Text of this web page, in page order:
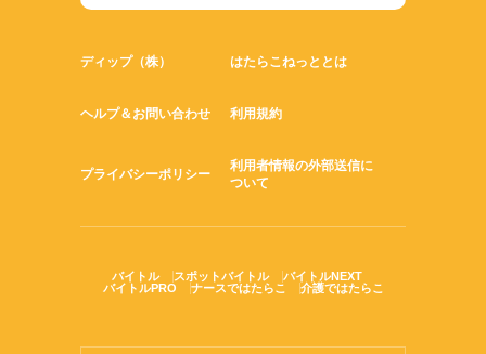
ディップ（株） はたらこねっととは
ヘルプ＆お問い合わせ 利用規約
プライバシーポリシー
利用者情報の外部送信に
ついて
バイトル スポットバイトル
バイトルNEXT
バイトルPRO
ナースではたらこ 介護ではたらこ